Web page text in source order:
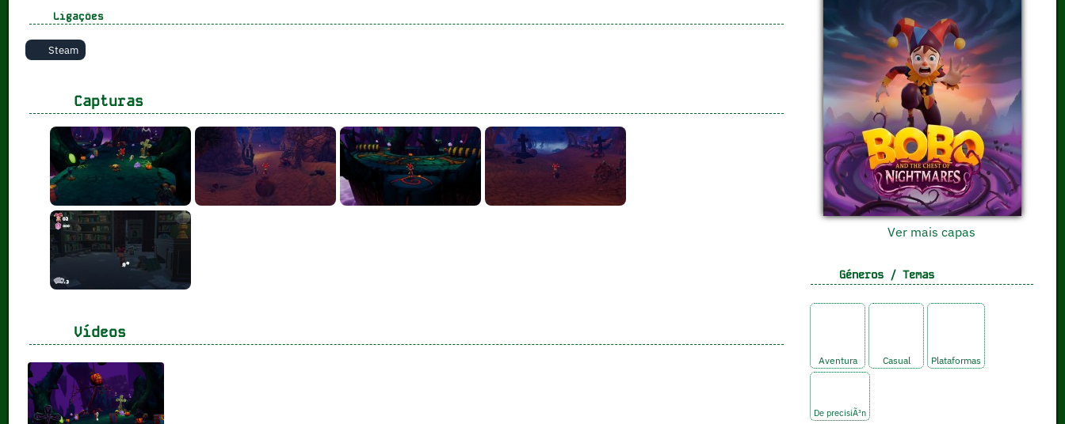
Ver mais capas
Géneros / Temas
Aventura Casual Plataformas
De precisiÃ³n
Ligações
Steam
Capturas
Vídeos